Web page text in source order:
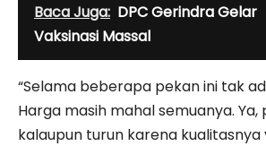
Baca Juga: DPC Gerindra Gelar
Vaksinasi Massal
“Selama beberapa pekan ini tak
Harga masih mahal semuanya.
kalaupun turun karena kualitasnya